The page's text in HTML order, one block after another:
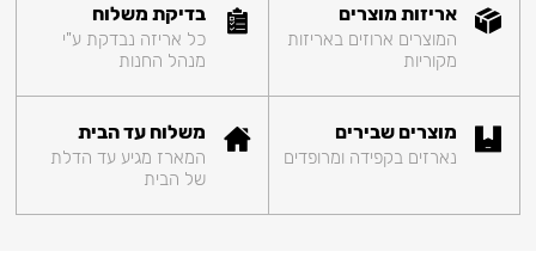
אריזות מוצרים
המוצרים ארוזים באריזות
מקוריות
בדיקת משלוח
כל אריזה נבדקת ע"י
מנהל החנות
מוצרים שבירים
נארזים בקפידה ומרופדים
משלוח עד הבית
המארז מגיע עד הדלת
של הבית